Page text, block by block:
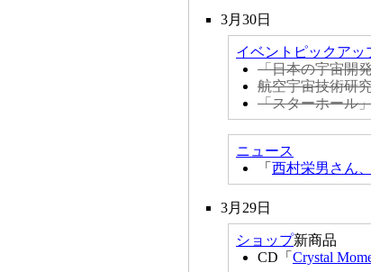
3月30日
イベントピックアッ
「日本の宇宙開
航空宇宙技術研
「スターホール
ニュース
「 西村栄男さん
3月29日
ショップ新商品
CD「 Crystal